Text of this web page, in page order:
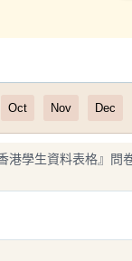
Oct Nov Dec
港學生資料表格』問